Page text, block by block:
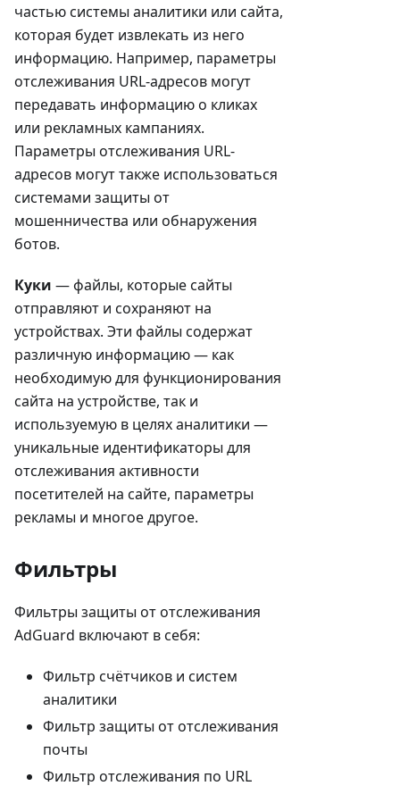
частью системы аналитики или сайта,
которая будет извлекать из него
информацию. Например, параметры
отслеживания URL-адресов могут
передавать информацию о кликах
или рекламных кампаниях.
Параметры отслеживания URL-
адресов могут также использоваться
системами защиты от
мошенничества или обнаружения
ботов.
Куки — файлы, которые сайты
отправляют и сохраняют на
устройствах. Эти файлы содержат
различную информацию — как
необходимую для функционирования
сайта на устройстве, так и
используемую в целях аналитики —
уникальные идентификаторы для
отслеживания активности
посетителей на сайте, параметры
рекламы и многое другое.
Фильтры
Фильтры защиты от отслеживания
AdGuard включают в себя:
Фильтр счётчиков и систем
аналитики
Фильтр защиты от отслеживания
почты
Фильтр отслеживания по URL